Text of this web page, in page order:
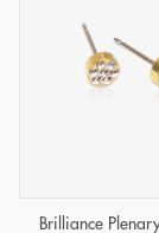
Brilliance